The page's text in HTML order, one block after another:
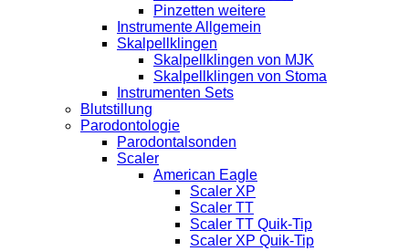
Pinzetten weitere
Instrumente Allgemein
Skalpellklingen
Skalpellklingen von MJK
Skalpellklingen von Stoma
Instrumenten Sets
Blutstillung
Parodontologie
Parodontalsonden
Scaler
American Eagle
Scaler XP
Scaler TT
Scaler TT Quik-Tip
Scaler XP Quik-Tip